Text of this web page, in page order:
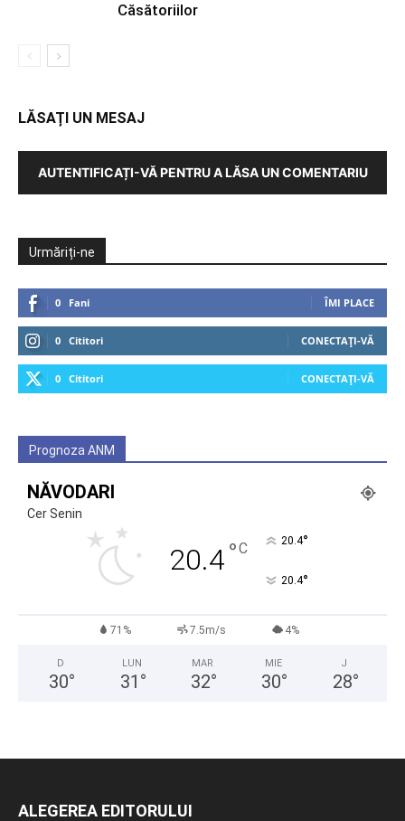
Căsătoriilor
LĂSAȚI UN MESAJ
AUTENTIFICAȚI-VĂ PENTRU A LĂSA UN COMENTARIU
Urmăriți-ne
0 Fani ÎMI PLACE
0 Cititori CONECTAȚI-VĂ
0 Cititori CONECTAȚI-VĂ
Prognoza ANM
NĂVODARI
Cer Senin
20.4°C 20.4°
20.4°
71% 7.5m/s 4%
D
30°
LUN
31 °
MAR
32°
MIE
30°
J
28°
ALEGEREA EDITORULUI